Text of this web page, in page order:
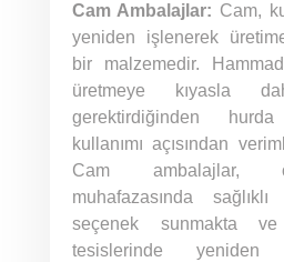
Cam Ambalajlar: Cam,
yeniden işlenerek
bir malzemedir.
üretmeye kıyasla
gerektirdiğinden
kullanımı açısından
Cam ambalajlar,
muhafazasında
seçenek sunmakta
tesislerinde